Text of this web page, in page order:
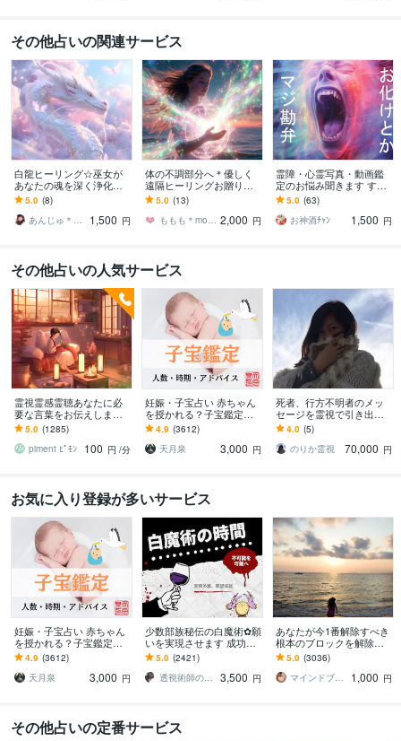
その他占いの関連サービス
白龍ヒーリング☆巫女が
あなたの魂を深く浄化し
ます ✧*̥˚ 光の流れに戻る
ため深層からの魂の調律
✧*̥˚
5.0 (8)
あんじゅ＊白龍と繋がる転生巫女占い師
1,500 円
体の不調部分へ＊優しく
遠隔ヒーリングお贈りし
ます 式神様のお力を借り
るスピリチュアルヒーリ
ング＊
5.0 (13)
ももも＊momomo 2,000 円
霊障・心霊写真・動画鑑
定のお悩み聞きます すぐ
にお祓いに行けない方、
不安な方、是非一度ご相
談下さい！
5.0 (63)
お神酒ﾁｬﾝ
1,500 円
その他占いの人気サービス
霊視霊感霊聴あなたに必
要な言葉をお伝えします
〜〜例えばふとこの場所
がリアルなのかわからな
くなる瞬間に〜〜
5.0 (1285)
piment ﾋﾟﾓﾝ
100 円 /分
妊娠・子宝占い 赤ちゃん
を授かれる？子宝鑑定し
ます 子供を授かるか、授
かる時期、性別、授かる
ための行動を鑑定
4.9 (3612)
天月泉
3,000 円
死者、行方不明者のメッ
セージを霊視で引き出し
ます 探偵に頼む前に。実
績多数、特殊な霊視鑑定
となります。
4.0 (5)
のりか霊視
70,000 円
お気に入り登録が多いサービス
妊娠・子宝占い 赤ちゃん
を授かれる？子宝鑑定し
ます 子供を授かるか、授
かる時期、性別、授かる
ための行動を鑑定
4.9 (3612)
天月泉
3,000 円
少数部族秘伝の白魔術✿願
いを実現させます 成功率8
0%☆願いを実現します✿
5.0 (2421)
透視術師のアリナ
3,500 円
あなたが今1番解除すべき
根本のブロックを解除し
ます とにかく現状を変え
たい方、上手くいかない
と感じている方へ
5.0 (3036)
マインドブロックバスター颯（soul）
1,000 円
その他占いの定番サービス